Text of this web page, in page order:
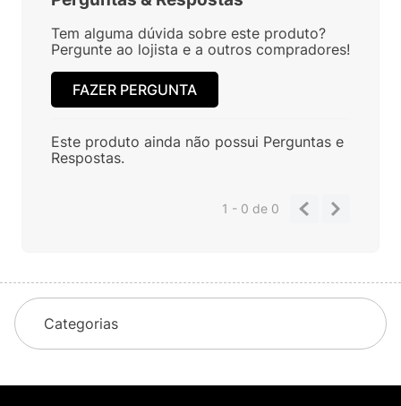
Tem alguma dúvida sobre este produto?
Pergunte ao lojista e a outros compradores!
FAZER PERGUNTA
Este produto ainda não possui Perguntas e
Respostas.
1 - 0de 0
Categorias